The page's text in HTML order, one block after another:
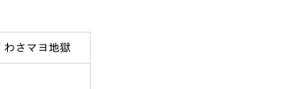
わさマヨ地獄